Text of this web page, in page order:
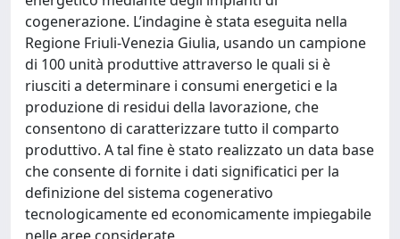
cogenerazione. L’indagine è stata eseguita nella
Regione Friuli-Venezia Giulia, usando un campione
di 100 unità produttive attraverso le quali si è
riusciti a determinare i consumi energetici e la
produzione di residui della lavorazione, che
consentono di caratterizzare tutto il comparto
produttivo. A tal fine è stato realizzato un data base
che consente di fornite i dati significatici per la
definizione del sistema cogenerativo
tecnologicamente ed economicamente impiegabile